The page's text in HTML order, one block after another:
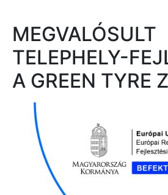
MEGVALÓSULT
TELEPHELY-
A GREEN TYRE